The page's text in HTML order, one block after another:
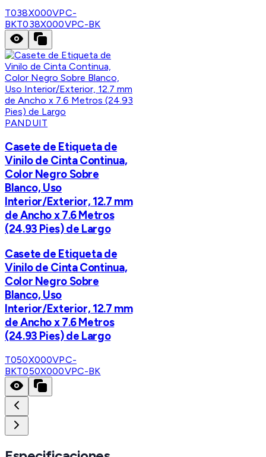
T038X000VPC-
BKT038X000VPC-BK
PANDUIT
Casete de Etiqueta de
Vinilo de Cinta Continua,
Color Negro Sobre
Blanco, Uso
Interior/Exterior, 12.7 mm
de Ancho x 7.6 Metros
(24.93 Pies) de Largo
Casete de Etiqueta de
Vinilo de Cinta Continua,
Color Negro Sobre
Blanco, Uso
Interior/Exterior, 12.7 mm
de Ancho x 7.6 Metros
(24.93 Pies) de Largo
T050X000VPC-
BKT050X000VPC-BK